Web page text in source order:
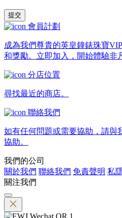
提交
會員計劃
成為我們尊貴的英皇鐘錶珠寶
和獎勵。立即加入，開始體驗非
分店位置
尋找最近的商店。
聯絡我們
如有任何問題或需要協助，請與
協助。
我們的公司
關於我們 聯絡我們 免責聲明 私
關注我們